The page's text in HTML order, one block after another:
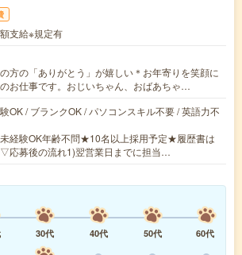
支給※規定有
方の「ありがとう」が嬉しい＊お年寄りを笑顔に
お仕事です。おじいちゃん、おばあちゃ…
OK / ブランクOK / パソコンスキル不要 / 英語力不
経験OK年齢不問★10名以上採用予定★履歴書は
応募後の流れ1)翌営業日までに担当…
30代 40代 50代
60代